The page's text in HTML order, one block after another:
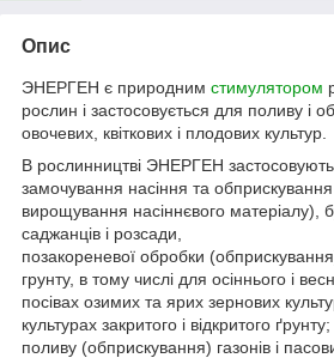
Опис
ЭНЕРГЕН є природним стимулятором
рослин і застосовується для поливу і
овочевих, квіткових і плодових культур.
В рослинництві ЭНЕРГЕН
замочування насіння та
вирощування насіннєвого матеріалу),
саджанців і розсади,
позакореневої обробки
грунту, в тому числі для осіннього і
посівах озимих та ярих зернових
культурах закритого і відкритого ґрунту;
поливу (обприскування) газонів і